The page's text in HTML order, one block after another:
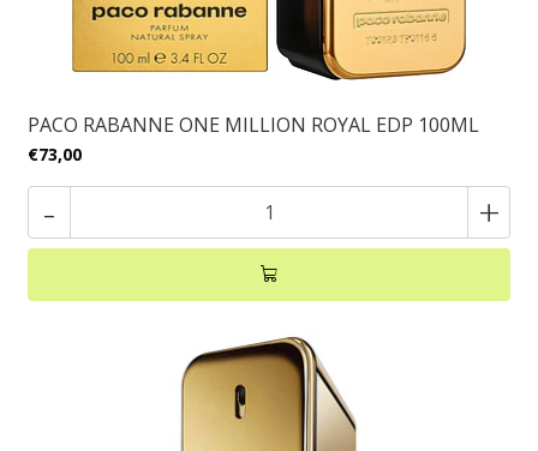
PACO RABANNE ONE MILLION ROYAL EDP 100ML
€73,00
- +